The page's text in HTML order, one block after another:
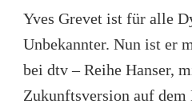
Yves Grevet ist für alle
Unbekannter. Nun ist er
bei dtv – Reihe Hanser,
Zukunftsversion auf